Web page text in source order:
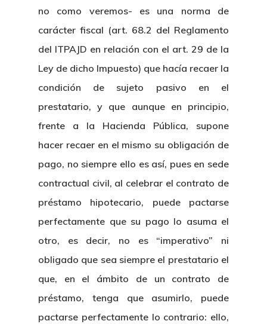
no como veremos- es una norma de
carácter fiscal (art. 68.2 del Reglamento
del ITPAJD en relación con el art. 29 de la
Ley de dicho Impuesto) que hacía recaer la
condición de sujeto pasivo en el
prestatario, y que aunque en principio,
frente a la Hacienda Pública, supone
hacer recaer en el mismo su obligación de
pago, no siempre ello es así, pues en sede
contractual civil, al celebrar el contrato de
préstamo hipotecario, puede pactarse
perfectamente que su pago lo asuma el
otro, es decir, no es “imperativo” ni
obligado que sea siempre el prestatario el
que, en el ámbito de un contrato de
préstamo, tenga que asumirlo, puede
pactarse perfectamente lo contrario: ello,